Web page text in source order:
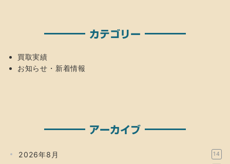
カテゴリー
買取実績
お知らせ・新着情報
アーカイブ
2026年8月 14